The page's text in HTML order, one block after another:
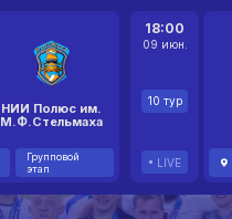
НИИ Полюс им.
М.Ф.Стельмаха
Групповой
этап
18:00
09 июн.
10 тур
LIVE